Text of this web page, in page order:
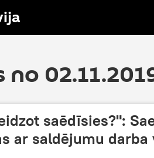
no
saēdīsies?":
ar saldējumu darba